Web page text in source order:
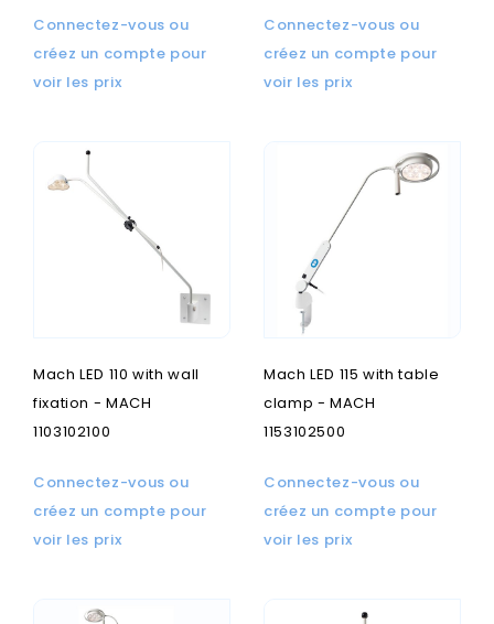
Connectez-vous ou
créez un compte pour
voir les prix
Connectez-vous ou
créez un compte pour
voir les prix
Mach LED 110 with wall
fixation - MACH
1103102100
Connectez-vous ou
créez un compte pour
voir les prix
Mach LED 115 with table
clamp - MACH
1153102500
Connectez-vous ou
créez un compte pour
voir les prix